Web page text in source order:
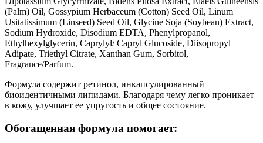
(Palm) Oil, Gossypium Herbaceum (Cotton) Seed Oil, Linum
Usitatissimum (Linseed) Seed Oil, Glycine Soja (Soybean) Extract,
Sodium Hydroxide, Disodium EDTA, Phenylpropanol,
Ethylhexylglycerin, Caprylyl/ Capryl Glucoside, Diisopropyl
Adipate, Triethyl Citrate, Xanthan Gum, Sorbitol,
Fragrance/Parfum.
Формула содержит ретинол, инкапсулированный
биоидентичными липидами. Благодаря чему легко проникает
в кожу, улучшает ее упругость и общее состояние.
Обогащенная формула помогает: